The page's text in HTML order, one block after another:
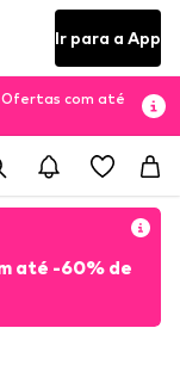
Ir para a App
Ofertas com até
até -60% de